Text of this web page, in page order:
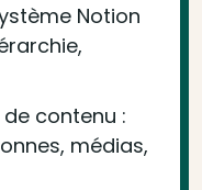
Notion
contenu :
médias,